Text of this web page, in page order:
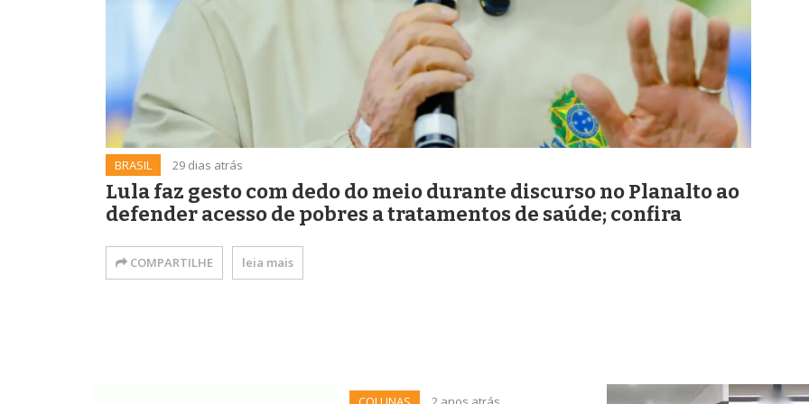
BRASIL 29 dias atrás
Lula faz gesto com dedo do meio durante discurso no Planalto ao
defender acesso de pobres a tratamentos de saúde; confira
COMPARTILHE leia mais